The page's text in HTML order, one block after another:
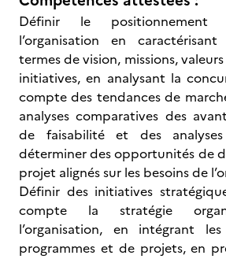
Définir le positionnement
l’organisation en
termes de vision, missions,
initiatives, en analysant la
compte des tendances de
analyses comparatives des
de faisabilité et des
déterminer des opportunités de
projet alignés sur les besoins de
Définir des initiatives
compte la stratégie
l’organisation, en intégrant
programmes et de projets, en